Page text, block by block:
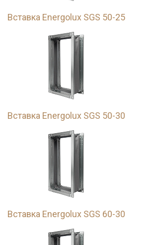
Вставка Energolux SGS 50-25
Вставка Energolux SGS 50-30
Вставка Energolux SGS 60-30